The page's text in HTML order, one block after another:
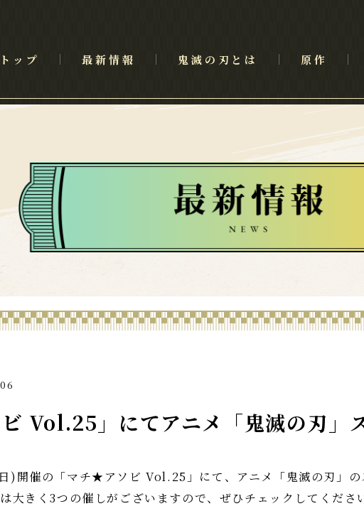
ップ 最新情報 鬼滅の刃とは 原作
Vol.25」にてアニメ「鬼滅の刃」
)開催の「マチ★アソビ Vol.25」にて、アニメ「鬼滅の刃」の
大きく3つの催しがございますので、ぜひチェックしてくださ